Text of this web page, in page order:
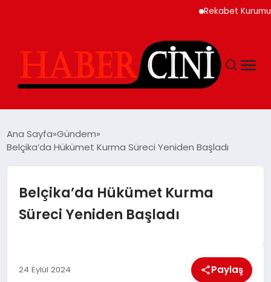
Rekabet Kurumu
GÜNCEL
MAGAZIN
Ana Sayfa Gündem
Belçika’da Hükümet Kurma Süreci Yeniden Başladı
Belçika’da Hükümet Kurma
Süreci Yeniden Başladı
24 Eylül 2024 Paylaş